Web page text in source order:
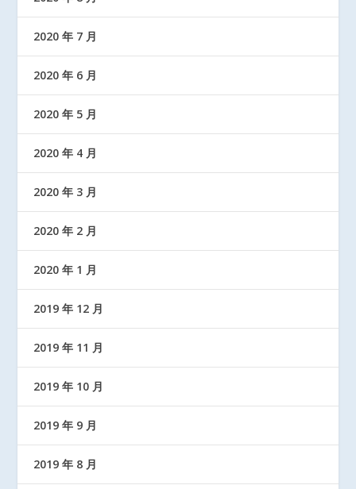
2020 年 7 月
2020 年 6 月
2020 年 5 月
2020 年 4 月
2020 年 3 月
2020 年 2 月
2020 年 1 月
2019 年 12 月
2019 年 11 月
2019 年 10 月
2019 年 9 月
2019 年 8 月